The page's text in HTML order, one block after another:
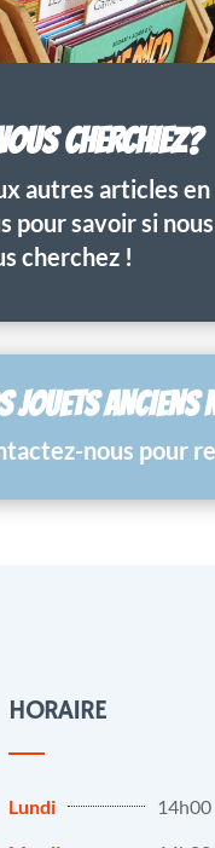
CHERCHIEZ?
autres articles en
pour savoir si nous
cherchez !
JOUETS ANCIENS
nous pour
HORAIRE
Lundi